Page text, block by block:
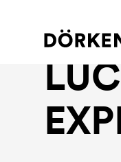
Peinture pour